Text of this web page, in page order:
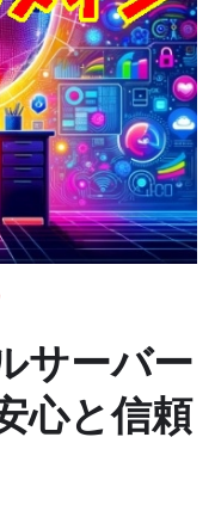
サーバー
心と信頼